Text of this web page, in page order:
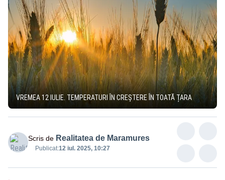
VREMEA 12 IULIE. TEMPERATURI ÎN CREȘTERE ÎN TOATĂ ȚARA
Scris de Realitatea de Maramures
Publicat:12 iul. 2025, 10:27